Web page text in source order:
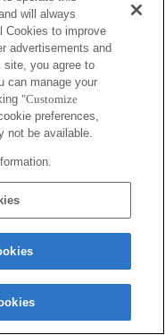
à l'aide du microphone
pas opérationnelle.
and M (Manual) modes, the
during the movie recording.
n'est pas opérationnelle.
que la luminosité de l'image ne
la fonction d'aide à la mise
sélectionnant la fonction [Loupe
will always
Cookies to improve
advertisements and
site, you agree to
can manage your
"Customize
preferences,
not be available.